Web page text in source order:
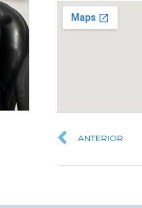
ANTERIOR